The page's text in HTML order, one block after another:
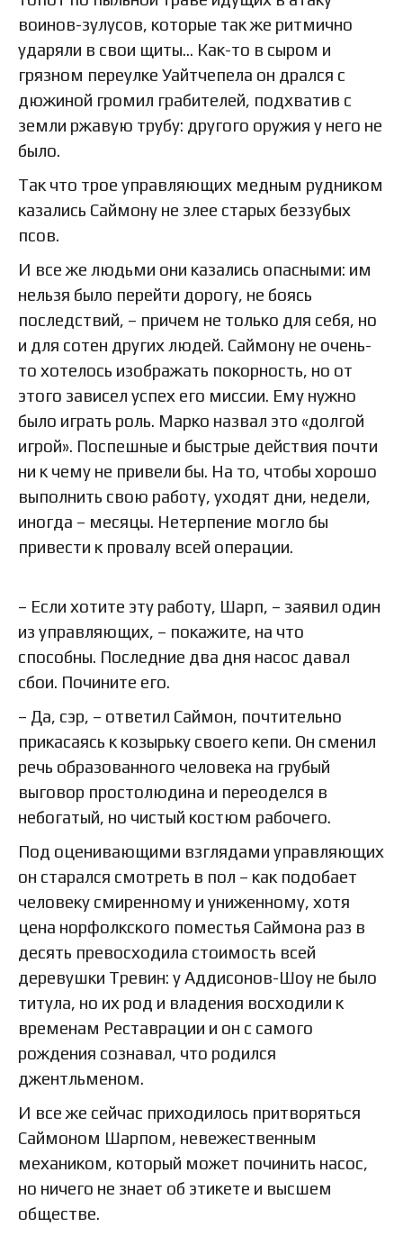
воинов-зулусов, которые так же ритмично
ударяли в свои щиты… Как-то в сыром и
грязном переулке Уайтчепела он дрался с
дюжиной громил грабителей, подхватив с
земли ржавую трубу: другого оружия у него не
было.
Так что трое управляющих медным рудником
казались Саймону не злее старых беззубых
псов.
И все же людьми они казались опасными: им
нельзя было перейти дорогу, не боясь
последствий, – причем не только для себя, но
и для сотен других людей. Саймону не очень-
то хотелось изображать покорность, но от
этого зависел успех его миссии. Ему нужно
было играть роль. Марко назвал это «долгой
игрой». Поспешные и быстрые действия почти
ни к чему не привели бы. На то, чтобы хорошо
выполнить свою работу, уходят дни, недели,
иногда – месяцы. Нетерпение могло бы
привести к провалу всей операции.
– Если хотите эту работу, Шарп, – заявил один
из управляющих, – покажите, на что
способны. Последние два дня насос давал
сбои. Почините его.
– Да, сэр, – ответил Саймон, почтительно
прикасаясь к козырьку своего кепи. Он сменил
речь образованного человека на грубый
выговор простолюдина и переоделся в
небогатый, но чистый костюм рабочего.
Под оценивающими взглядами управляющих
он старался смотреть в пол – как подобает
человеку смиренному и униженному, хотя
цена норфолкского поместья Саймона раз в
десять превосходила стоимость всей
деревушки Тревин: у Аддисонов-Шоу не было
титула, но их род и владения восходили к
временам Реставрации и он с самого
рождения сознавал, что родился
джентльменом.
И все же сейчас приходилось притворяться
Саймоном Шарпом, невежественным
механиком, который может починить насос,
но ничего не знает об этикете и высшем
обществе.